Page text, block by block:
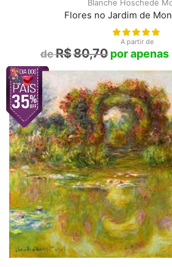
Blanche Hoschedé
Flores no Jardim de
A partir de
R$80,70